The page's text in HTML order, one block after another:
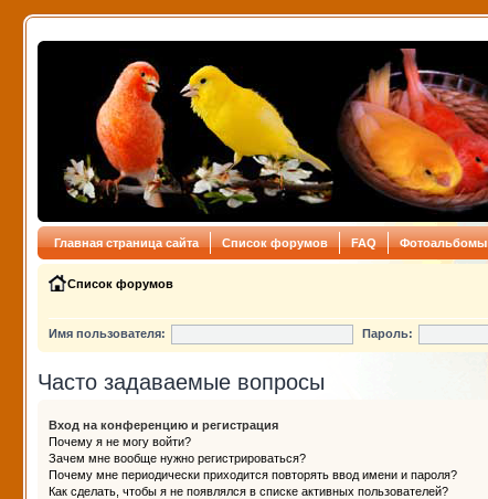
Главная страница сайта Список форумов FAQ Фотоальбомы
Список форумов
Имя пользователя: Пароль:
Часто задаваемые вопросы
Вход на конференцию и регистрация
Почему я не могу войти?
Зачем мне вообще нужно регистрироваться?
Почему мне периодически приходится повторять ввод имени и пароля?
Как сделать, чтобы я не появлялся в списке активных пользователей?